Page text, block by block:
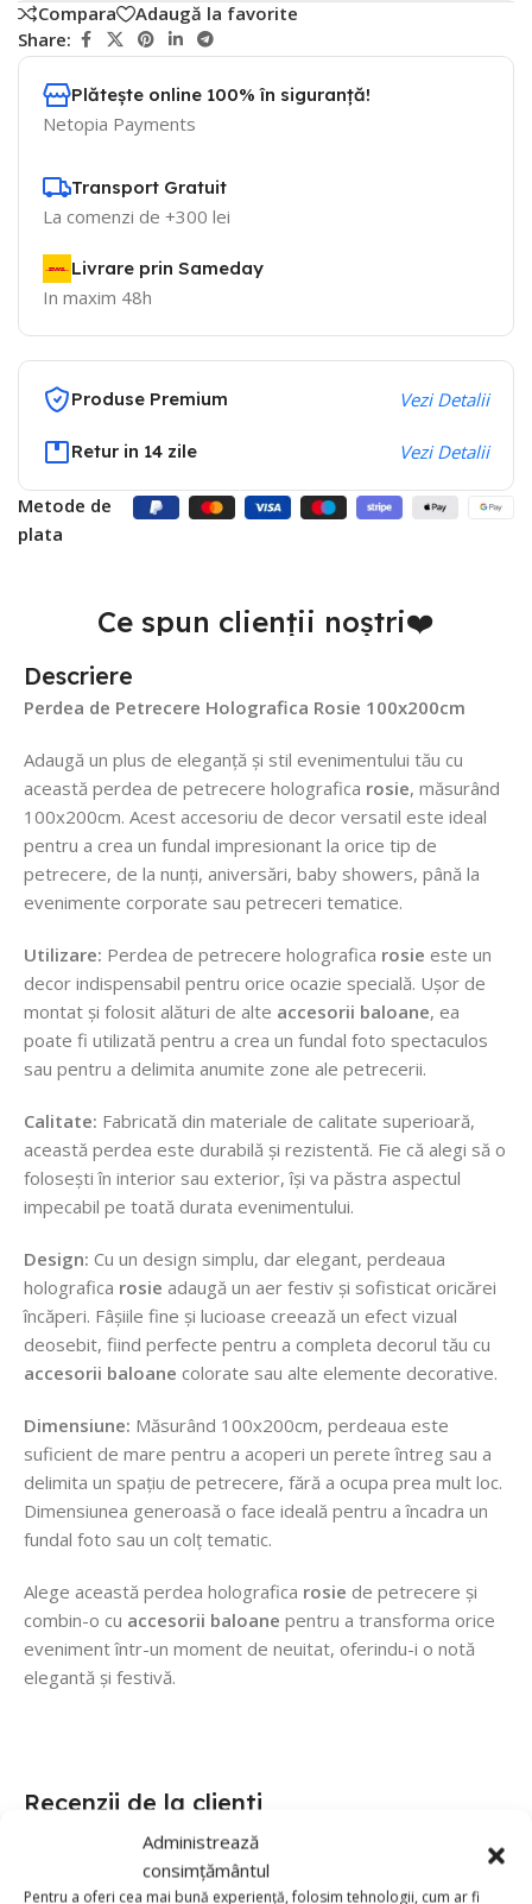
Administrează
consimțământul
Pentru a oferi cea mai bună experiență, folosim tehnologii, cum ar fi
Compara
Adaugă la favorite
Share:
Plătește online 100% în siguranță!
Netopia Payments
Transport Gratuit
La comenzi de +300 lei
Livrare prin Sameday
In maxim 48h
Produse Premium Vezi Detalii
Retur in 14 zile Vezi Detalii
Metode de
plata
Ce spun clienții noștri❤️
Descriere
Perdea de Petrecere Holografica Rosie 100x200cm
Adaugă un plus de eleganță și stil evenimentului tău cu
această perdea de petrecere holografica rosie, măsurând
100x200cm. Acest accesoriu de decor versatil este ideal
pentru a crea un fundal impresionant la orice tip de
petrecere, de la nunți, aniversări, baby showers, până la
evenimente corporate sau petreceri tematice.
Utilizare: Perdea de petrecere holografica rosie este un
decor indispensabil pentru orice ocazie specială. Ușor de
montat și folosit alături de alte accesorii baloane, ea
poate fi utilizată pentru a crea un fundal foto spectaculos
sau pentru a delimita anumite zone ale petrecerii.
Calitate: Fabricată din materiale de calitate superioară,
această perdea este durabilă și rezistentă. Fie că alegi să o
folosești în interior sau exterior, își va păstra aspectul
impecabil pe toată durata evenimentului.
Design: Cu un design simplu, dar elegant, perdeaua
holografica rosie adaugă un aer festiv și sofisticat oricărei
încăperi. Fâșiile fine și lucioase creează un efect vizual
deosebit, fiind perfecte pentru a completa decorul tău cu
accesorii baloane colorate sau alte elemente decorative.
Dimensiune: Măsurând 100x200cm, perdeaua este
suficient de mare pentru a acoperi un perete întreg sau a
delimita un spațiu de petrecere, fără a ocupa prea mult loc.
Dimensiunea generoasă o face ideală pentru a încadra un
fundal foto sau un colț tematic.
Alege această perdea holografica rosie de petrecere și
combin-o cu accesorii baloane pentru a transforma orice
eveniment într-un moment de neuitat, oferindu-i o notă
elegantă și festivă.
Recenzii de la clienti